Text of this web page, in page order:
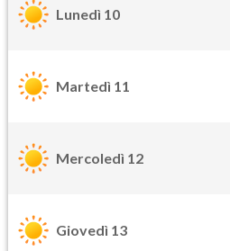
Lunedì 10
Martedì 11
Mercoledì 12
Giovedì 13